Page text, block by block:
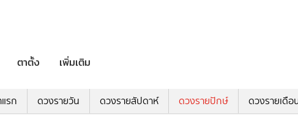
ตาตั้ง เพิ่มเติม
รก ดวงรายวัน ดวงรายสัปดาห์ ดวงรายปักษ์ ดวงรายเดือ